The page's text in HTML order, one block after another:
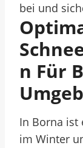
bei und
N Für
In Borna ist
im Winter